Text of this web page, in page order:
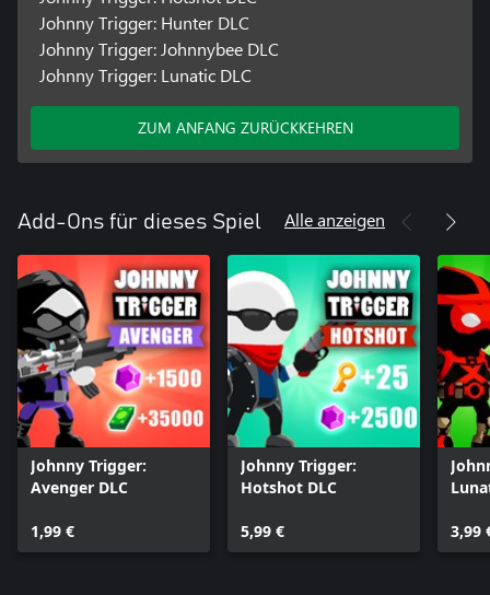
Johnny Trigger: Hunter DLC
Johnny Trigger: Johnnybee DLC
Johnny Trigger: Lunatic DLC
ZUM ANFANG ZURÜCKKEHREN
Add-Ons für dieses Spiel Alle anzeigen
Johnny Trigger:
Avenger DLC
1,99 €
Johnny Trigger:
Hotshot DLC
5,99 € 3,99